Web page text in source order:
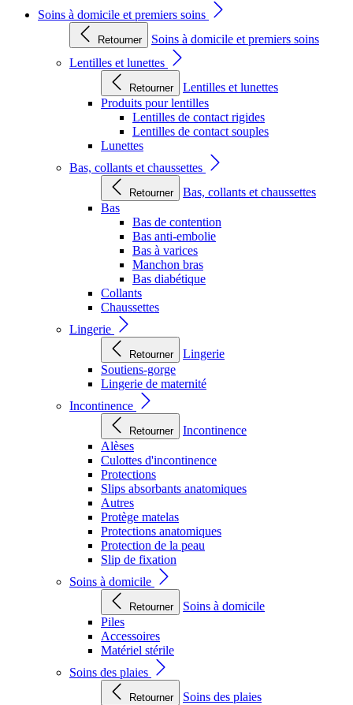
Soins à domicile et premiers soins
Retourner
Soins à domicile et premiers soins
Lentilles et lunettes
Retourner
Lentilles et lunettes
Produits pour lentilles
Lentilles de contact rigides
Lentilles de contact souples
Lunettes
Bas, collants et chaussettes
Retourner
Bas, collants et chaussettes
Bas
Bas de contention
Bas anti-embolie
Bas à varices
Manchon bras
Bas diabétique
Collants
Chaussettes
Lingerie
Retourner
Lingerie
Soutiens-gorge
Lingerie de maternité
Incontinence
Retourner
Incontinence
Alèses
Culottes d'incontinence
Protections
Slips absorbants anatomiques
Autres
Protège matelas
Protections anatomiques
Protection de la peau
Slip de fixation
Soins à domicile
Retourner
Soins à domicile
Piles
Accessoires
Matériel stérile
Soins des plaies
Retourner
Soins des plaies